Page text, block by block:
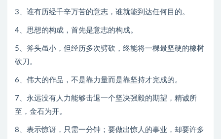
3、谁有历经千辛万苦的意志，谁就能到达任何目的。
4、思想的构成，首先是意志的构成。
5、斧头虽小，但经历多次劈砍，终能将一棵最坚硬的橡树
砍刀。
6、伟大的作品，不是靠力量而是靠坚持才完成的。
7、永远没有人力能够击退一个坚决强毅的期望，精诚所
至，金石为开。
8、表示惊讶，只需一分钟；要做出惊人的事业，却要许多